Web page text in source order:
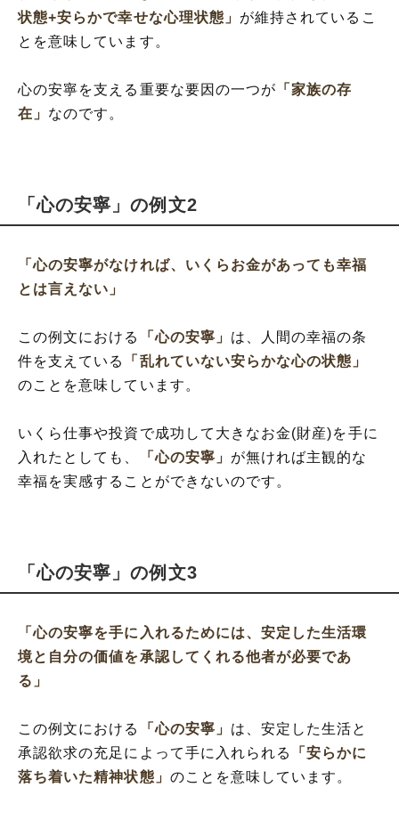
状態+安らかで幸せな心理状態」 が維持されているこ
とを意味しています。
心の安寧を支える重要な要因の一つが 「家族の存
在」 なのです。
「心の安寧」の例文2
「心の安寧がなければ、いくらお金があっても幸福
とは言えない」
この例文における 「心の安寧」 は、人間の幸福の条
件を支えている
「乱れていない安らかな心の状態」
のことを意味しています。
いくら仕事や投資で成功して大きなお金(財産)を手に
入れたとしても、
「心の安寧」 が無ければ主観的な
幸福を実感することができないのです。
「心の安寧」の例文3
「心の安寧を手に入れるためには、安定した生活環
境と自分の価値を承認してくれる他者が必要であ
る」
この例文における 「心の安寧」 は、安定した生活と
承認欲求の充足によって手に入れられる
「安らかに
落ち着いた精神状態」 のことを意味しています。